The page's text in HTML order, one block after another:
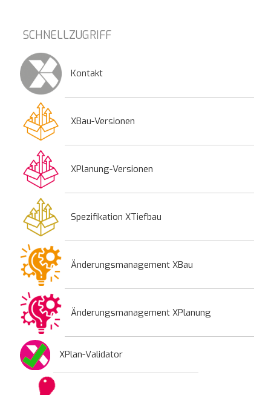
SCHNELLZUGRIFF
Kontakt
XBau-Versionen
XPlanung-Versionen
Spezifikation XTiefbau
Änderungsmanagement XBau
Änderungsmanagement XPlanung
XPlan-Validator